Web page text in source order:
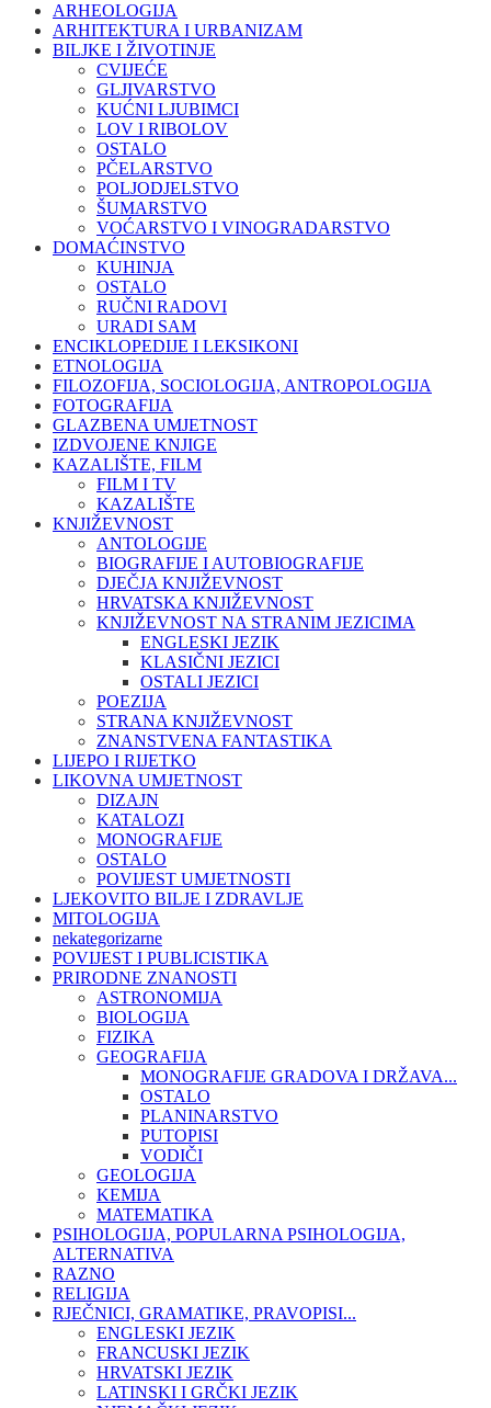
ARHEOLOGIJA
ARHITEKTURA I URBANIZAM
BILJKE I ŽIVOTINJE
CVIJEĆE
GLJIVARSTVO
KUĆNI LJUBIMCI
LOV I RIBOLOV
OSTALO
PČELARSTVO
POLJODJELSTVO
ŠUMARSTVO
VOĆARSTVO I VINOGRADARSTVO
DOMAĆINSTVO
KUHINJA
OSTALO
RUČNI RADOVI
URADI SAM
ENCIKLOPEDIJE I LEKSIKONI
ETNOLOGIJA
FILOZOFIJA, SOCIOLOGIJA, ANTROPOLOGIJA
FOTOGRAFIJA
GLAZBENA UMJETNOST
IZDVOJENE KNJIGE
KAZALIŠTE, FILM
FILM I TV
KAZALIŠTE
KNJIŽEVNOST
ANTOLOGIJE
BIOGRAFIJE I AUTOBIOGRAFIJE
DJEČJA KNJIŽEVNOST
HRVATSKA KNJIŽEVNOST
KNJIŽEVNOST NA STRANIM JEZICIMA
ENGLESKI JEZIK
KLASIČNI JEZICI
OSTALI JEZICI
POEZIJA
STRANA KNJIŽEVNOST
ZNANSTVENA FANTASTIKA
LIJEPO I RIJETKO
LIKOVNA UMJETNOST
DIZAJN
KATALOZI
MONOGRAFIJE
OSTALO
POVIJEST UMJETNOSTI
LJEKOVITO BILJE I ZDRAVLJE
MITOLOGIJA
nekategorizarne
POVIJEST I PUBLICISTIKA
PRIRODNE ZNANOSTI
ASTRONOMIJA
BIOLOGIJA
FIZIKA
GEOGRAFIJA
MONOGRAFIJE GRADOVA I DRŽAVA...
OSTALO
PLANINARSTVO
PUTOPISI
VODIČI
GEOLOGIJA
KEMIJA
MATEMATIKA
PSIHOLOGIJA, POPULARNA PSIHOLOGIJA,
ALTERNATIVA
RAZNO
RELIGIJA
RJEČNICI, GRAMATIKE, PRAVOPISI...
ENGLESKI JEZIK
FRANCUSKI JEZIK
HRVATSKI JEZIK
LATINSKI I GRČKI JEZIK